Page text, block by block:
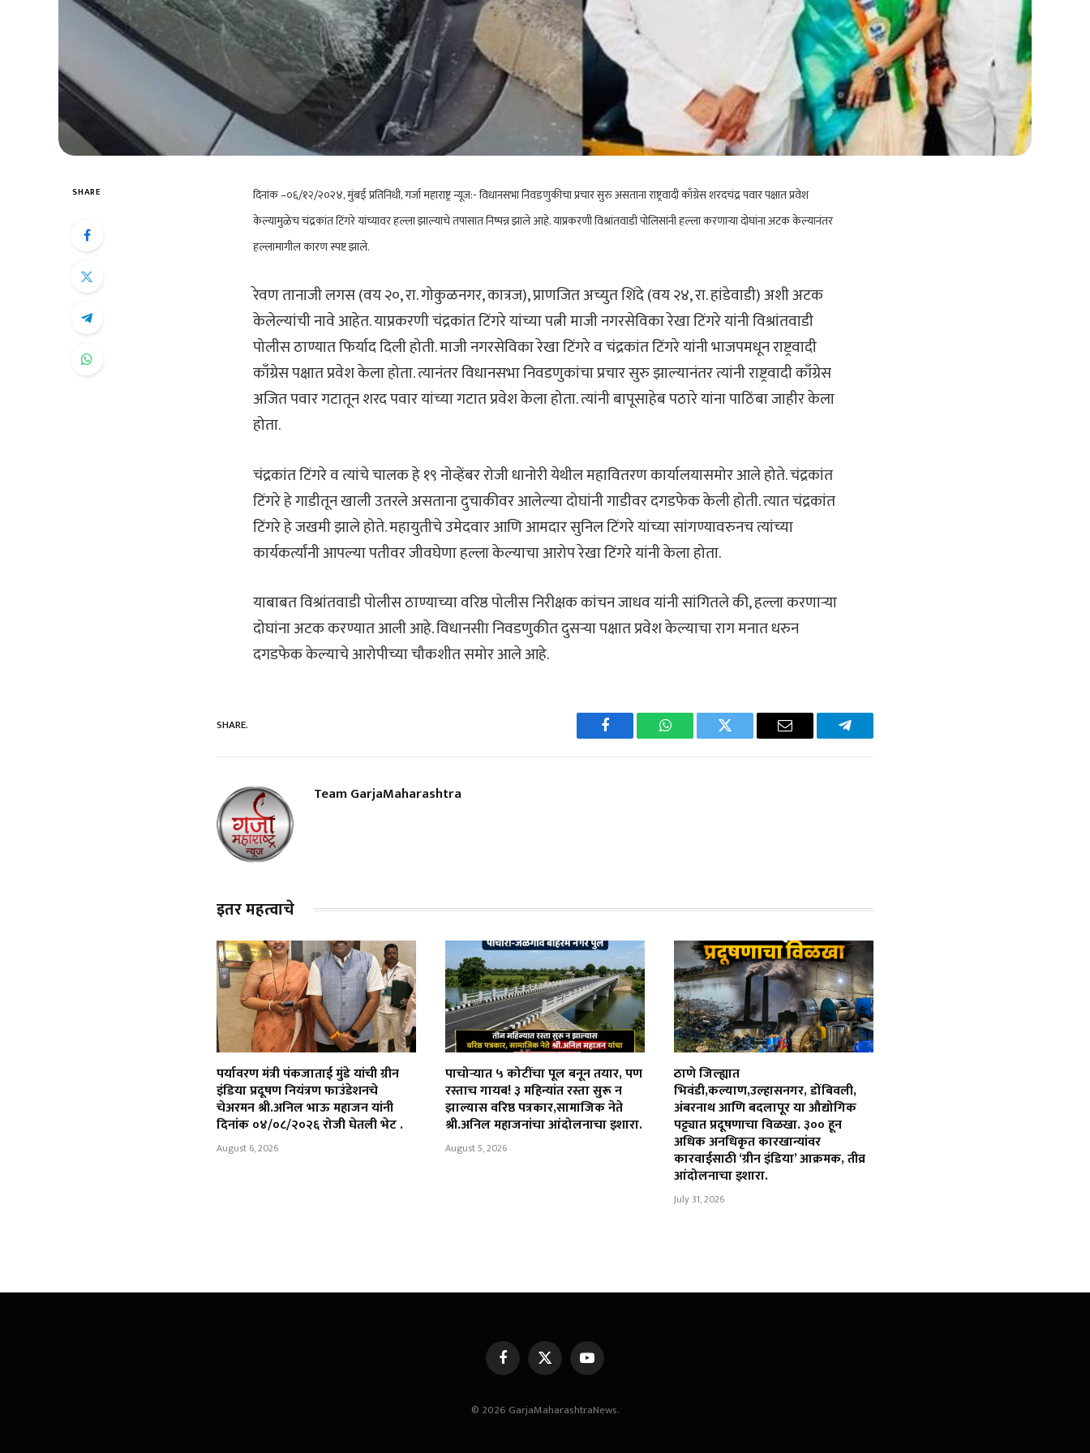
SHARE दिनांक –०६/१२/२०२४, मुंबई प्रतिनिधी, गर्जा महाराष्ट्र न्यूज:-विधानसभा निवडणुकीचा प्रचार सुरु असताना राष्ट्रवादी काँग्रेस शरदचंद्र पवार पक्षात प्रवेश
केल्यामुळेच चंद्रकांत टिंगरे यांच्यावर हल्ला झाल्याचे तपासात निष्पन्न झाले आहे. याप्रकरणी विश्रांतवाडी पोलिसांनी हल्ला करणार्या दोघांना अटक केल्यानंतर
हल्लामागील कारण स्पष्ट झाले.
रेवण तानाजी लगस (वय २०, रा. गोकुळनगर, कात्रज), प्राणजित अच्युत शिंदे (वय २४, रा. हांडेवाडी) अशी अटक
केलेल्यांची नावे आहेत. याप्रकरणी चंद्रकांत टिंगरे यांच्या पत्नी माजी नगरसेविका रेखा टिंगरे यांनी विश्रांतवाडी
पोलीस ठाण्यात फिर्याद दिली होती. माजी नगरसेविका रेखा टिंगरे व चंद्रकांत टिंगरे यांनी भाजपमधून राष्ट्रवादी
काँग्रेस पक्षात प्रवेश केला होता. त्यानंतर विधानसभा निवडणुकांचा प्रचार सुरु झाल्यानंतर त्यांनी राष्ट्रवादी काँग्रेस
अजित पवार गटातून शरद पवार यांच्या गटात प्रवेश केला होता. त्यांनी बापूसाहेब पठारे यांना पाठिंबा जाहीर केला
होता.
चंद्रकांत टिंगरे व त्यांचे चालक हे १९ नोव्हेंबर रोजी धानोरी येथील महावितरण कार्यालयासमोर आले होते. चंद्रकांत
टिंगरे हे गाडीतून खाली उतरले असताना दुचाकीवर आलेल्या दोघांनी गाडीवर दगडफेक केली होती. त्यात चंद्रकांत
टिंगरे हे जखमी झाले होते. महायुतीचे उमेदवार आणि आमदार सुनिल टिंगरे यांच्या सांगण्यावरुनच त्यांच्या
कार्यकर्त्यांनी आपल्या पतीवर जीवघेणा हल्ला केल्याचा आरोप रेखा टिंगरे यांनी केला होता.
याबाबत विश्रांतवाडी पोलीस ठाण्याच्या वरिष्ठ पोलीस निरीक्षक कांचन जाधव यांनी सांगितले की, हल्ला करणार्या
दोघांना अटक करण्यात आली आहे. विधानसीा निवडणुकीत दुसर्या पक्षात प्रवेश केल्याचा राग मनात धरुन
दगडफेक केल्याचे आरोपीच्या चौकशीत समोर आले आहे.
SHARE.
Facebook WhatsAppTwitter Email Telegram
Team GarjaMaharashtra
इतर महत्वाचे
पर्यावरण मंत्री पंकजाताई मुंडे यांची ग्रीन
इंडिया प्रदूषण नियंत्रण फाउंडेशनचे
चेअरमन श्री.अनिल भाऊ महाजन यांनी
दिनांक ०४/०८/२०२६ रोजी घेतली भेट .
August 6, 2026
पाचोऱ्यात ५ कोटींचा पूल बनून तयार, पण
रस्ताच गायब! ३ महिन्यांत रस्ता सुरू न
झाल्यास वरिष्ठ पत्रकार,सामाजिक नेते
श्री.अनिल महाजनांचा आंदोलनाचा इशारा.
August 5, 2026
ठाणे जिल्ह्यात
भिवंडी,कल्याण,उल्हासनगर, डोंबिवली,
अंबरनाथ आणि बदलापूर या औद्योगिक
पट्ट्यात प्रदूषणाचा विळखा. ३०० हून
अधिक अनधिकृत कारखान्यांवर
कारवाईसाठी ‘ग्रीन इंडिया’ आक्रमक, तीव्र
आंदोलनाचा इशारा.
July 31, 2026
FacebookX
(Twitter)
YouTube
© 2026 GarjaMaharashtraNews.